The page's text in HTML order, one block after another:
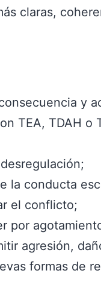
claras,
y
TEA, TDAH o
la conducta
el conflicto;
por
agresión,
formas de